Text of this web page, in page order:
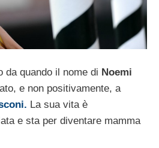
da quando il nome di Noemi
e non positivamente, a
La sua vita è
e sta per diventare mamma